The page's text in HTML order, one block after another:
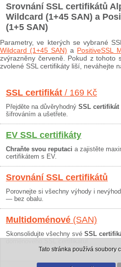
Srovnání SSL certifikátů
Wildcard (1+45 SAN) a
(1+5 SAN)
Parametry, ve kterých se vybrané
Wildcard (1+45 SAN) a PositiveSSL
zvýrazněny červeně. Pokud z tohoto
zvolené SSL certifikáty liší, neváhejte
SSL certifikát / 169 Kč
Přejděte na důvěryhodný SSL
šifrováním a ušetřete.
EV SSL certifikáty
Chraňte svou reputaci a zajistěte
certifikátem s EV.
Srovnání SSL certifikátů
Porovnejte si všechny výhody i
— bez obalu.
Multidoménové (SAN)
Skonsolidujte všechny své SSL
Tato stránka používá soubory